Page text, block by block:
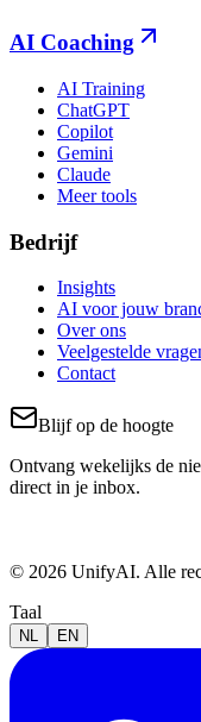
AI Coaching
AI Training
ChatGPT
Copilot
Gemini
Claude
Meer tools
Bedrijf
Insights
AI voor jouw
Over ons
Veelgestelde
Contact
Blijf op de hoogte
Ontvang wekelijks de
direct in je inbox.
© 2026 UnifyAI. Alle
Taal
NL EN